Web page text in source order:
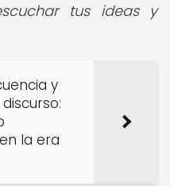
tus ideas y
y
la era